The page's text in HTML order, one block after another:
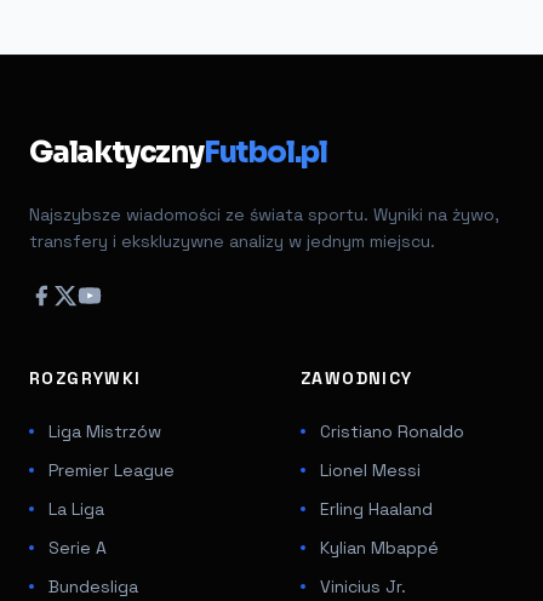
GalaktycznyFutbol.pl
Najszybsze wiadomości ze świata sportu. Wyniki na żywo,
transfery i ekskluzywne analizy w jednym miejscu.
ROZGRYWKI
Liga Mistrzów
Premier League
La Liga
Serie A
Bundesliga
ZAWODNICY
Cristiano Ronaldo
Lionel Messi
Erling Haaland
Kylian Mbappé
Vinicius Jr.